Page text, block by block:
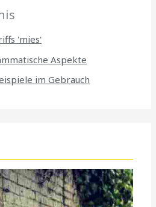
'mies'
Aspekte
im Gebrauch